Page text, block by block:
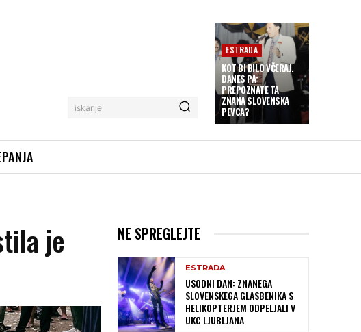
iskanje
ESTRADA
KOT BI BILO VČERAJ,
DANES PA:
PREPOZNATE TA
ZNANA SLOVENSKA
PEVCA?
je
NE SPREGLEJTE
ESTRADA
USODNI DAN: ZNANEGA
SLOVENSKEGA GLASBENIKA S
HELIKOPTERJEM ODPELJALI V
UKC LJUBLJANA